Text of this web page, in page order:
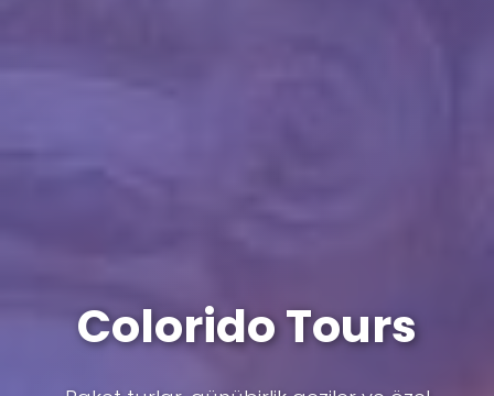
Colorido Tours